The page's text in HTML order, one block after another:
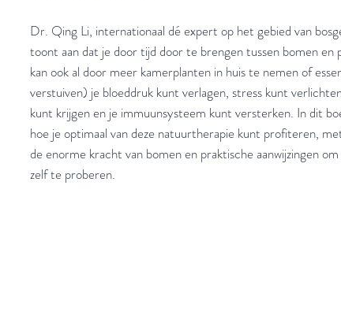
Dr. Qing Li, internationaal dé expert op het gebied van
toont aan dat je door tijd door te brengen tussen bomen en
kan ook al door meer kamerplanten in huis te nemen of
verstuiven) je bloeddruk kunt verlagen, stress kunt
kunt krijgen en je immuunsysteem kunt versterken. In dit
hoe je optimaal van deze natuurtherapie kunt profiteren,
de enorme kracht van bomen en praktische aanwijzingen
zelf te proberen.